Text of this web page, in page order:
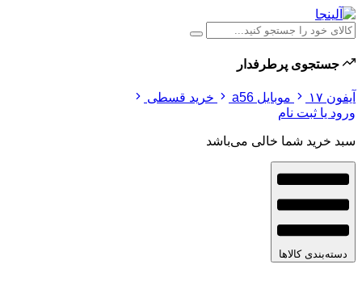
جستجوی پرطرفدار
آیفون ۱۷ موبایل a56
خرید قسطی
ورود یا ثبت نام
سبد خرید شما خالی می‌باشد
دسته‌بندی کالاها